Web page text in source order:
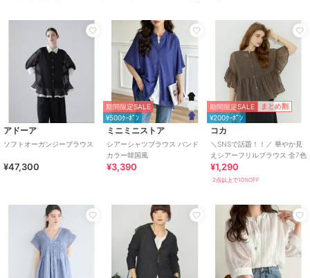
アドーア
ソフトオーガンジーブラウス
¥47,300
期間限定SALE
¥500ｸｰﾎﾟﾝ
ミニミニストア
シアーシャツブラウス バンド
カラー韓国風
¥3,390
期間限定SALE まとめ割
¥200ｸｰﾎﾟﾝ
コカ
＼SNSで話題！！／ 華やか見
えシアーフリルブラウス 全7色
¥1,290
2点以上で10%OFF